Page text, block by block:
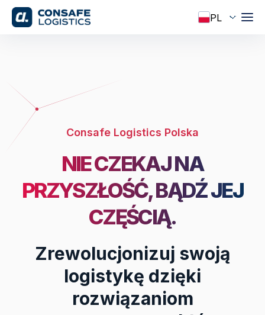
Consafe Logistics Polska
NIE CZEKAJ NA
PRZYSZŁOŚĆ,BĄDŹ JEJ
CZĘŚCIĄ.
Zrewolucjonizuj swoją
logistykę dzięki
rozwiązaniom